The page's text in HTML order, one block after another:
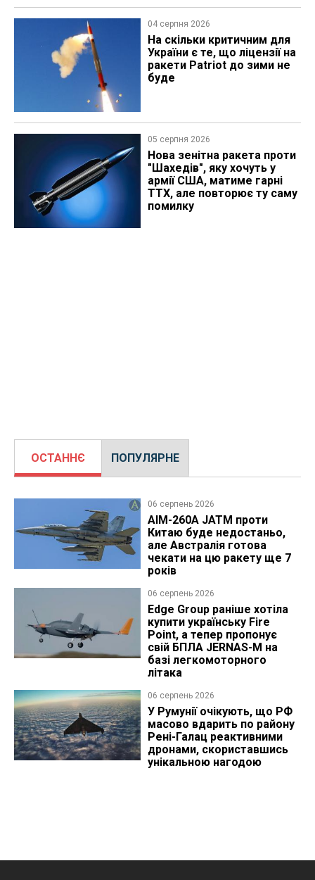
04 серпня 2026
На скільки критичним для
України є те, що ліцензії на
ракети Patriot до зими не
буде
05 серпня 2026
Нова зенітна ракета проти
"Шахедів", яку хочуть у
армії США, матиме гарні
ТТХ, але повторює ту саму
помилку
ОСТАННЄ ПОПУЛЯРНЕ
06 серпень 2026
AIM-260A JATM проти
Китаю буде недостаньо,
але Австралія готова
чекати на цю ракету ще 7
років
06 серпень 2026
Edge Group раніше хотіла
купити українську Fire
Point, а тепер пропонує
свій БПЛА JERNAS-M на
базі легкомоторного
літака
06 серпень 2026
У Румунії очікують, що РФ
масово вдарить по району
Рені-Галац реактивними
дронами, скориставшись
унікальною нагодою